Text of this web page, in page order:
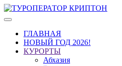
ГЛАВНАЯ
НОВЫЙ ГОД 2026!
КУРОРТЫ
Абхазия